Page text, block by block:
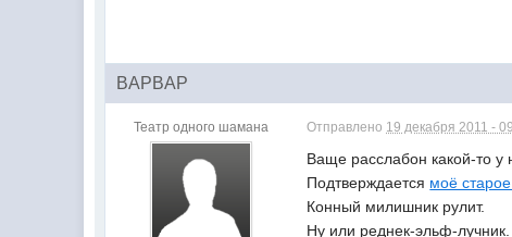
BAPBAP
Театр одного шамана Отправлено 19 декабря 2011 -
Ваще расслабон какой-то у
Подтверждается моё
Конный милишник рулит.
Ну или реднек-эльф-лучник.